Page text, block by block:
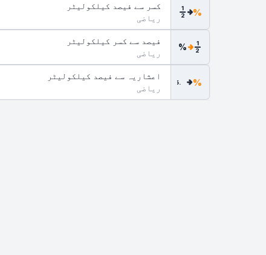
1
2 %
کسر سے فیصد کیلکولیٹر
ریاضی
% 1
2
فیصد سے کسر کیلکولیٹر
ریاضی
.5 %
اعشاریہ سے فیصد کیلکولیٹر
ریاضی